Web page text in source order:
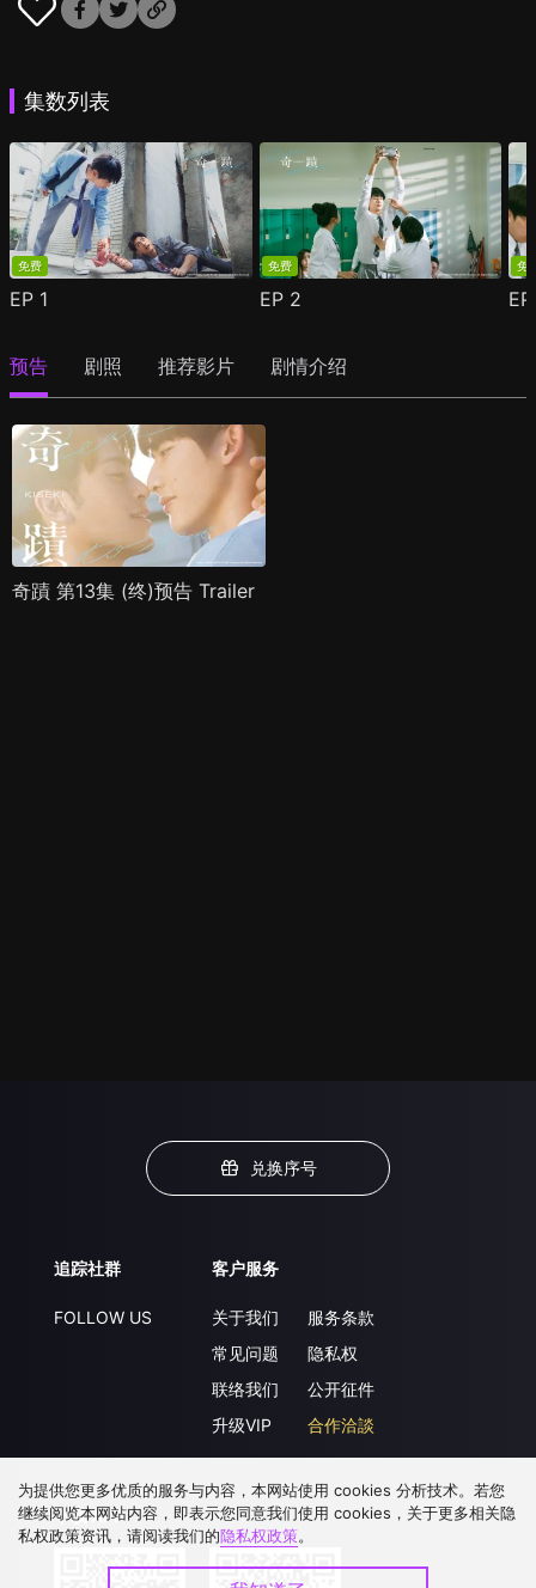
集数列表
免费
EP 1
免费
EP 2
免
预告 剧照 推荐影片 剧情介绍
奇蹟 第13集 (终)预告 Trailer
兑换序号
追踪社群
FOLLOW US
客户服务
关于我们
常见问题
联络我们
升级VIP
服务条款
隐私权
公开征件
合作洽談
下载 APP
为提供您更多优质的服务与内容，本网站使用 cookies 分析技术。若您
继续阅览本网站内容，即表示您同意我们使用 cookies，关于更多相关隐
私权政策资讯，请阅读我们的隐私权政策。